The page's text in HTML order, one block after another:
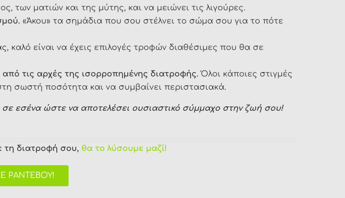
των ματιών και της μύτης, και να μειώνει τις λιγούρες.
«Άκου» τα σημάδια που σου στέλνει το σώμα σου για το πότε
καλό είναι να έχεις επιλογές τροφών διαθέσιμες που θα σε
τις αρχές της ισορροπημένης διατροφής. Όλοι κάποιες στιγμές
σωστή ποσότητα και να συμβαίνει περιστασιακά.
εσένα ώστε να αποτελέσει ουσιαστικό σύμμαχο στην ζωή σου!
τη διατροφή σου, θα το λύσουμε μαζί!
ΡΑΝΤΕΒΟΎ!